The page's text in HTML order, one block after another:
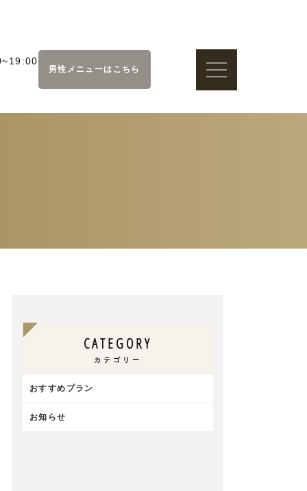
男性メニューはこちら
CATEGORY
カテゴリー
おすすめプラン
お知らせ